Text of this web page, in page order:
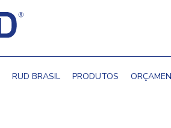
RUD BRASIL PRODUTOS